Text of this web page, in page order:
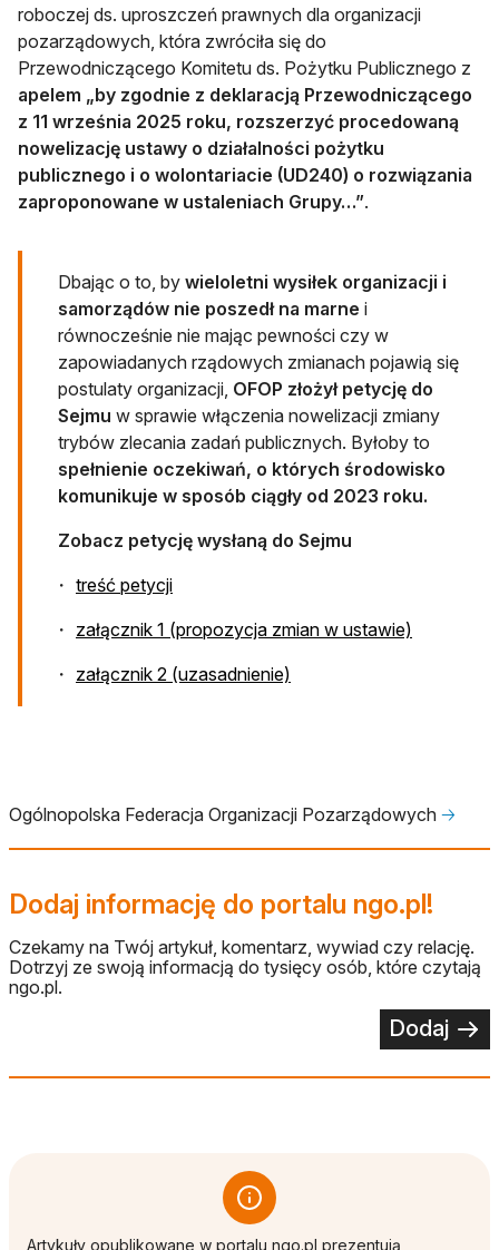
roboczej ds. uproszczeń prawnych dla organizacji
pozarządowych, która zwróciła się do
Przewodniczącego Komitetu ds. Pożytku Publicznego z
apelem „by zgodnie z deklaracją Przewodniczącego
z 11 września 2025 roku, rozszerzyć procedowaną
nowelizację ustawy o działalności pożytku
publicznego i o wolontariacie (UD240) o rozwiązania
zaproponowane w ustaleniach Grupy…”.
Dbając o to, by wieloletni wysiłek organizacji i
samorządów nie poszedł na marne i
równocześnie nie mając pewności czy w
zapowiadanych rządowych zmianach pojawią się
postulaty organizacji, OFOP złożył petycję do
Sejmu w sprawie włączenia nowelizacji zmiany
trybów zlecania zadań publicznych. Byłoby to
spełnienie oczekiwań, o których środowisko
komunikuje w sposób ciągły od 2023 roku.
Zobacz petycję wysłaną do Sejmu
treść petycjiotwiera się w nowej karcie
załącznik 1 (propozycja zmian w ustawie)
załącznik 2 (uzasadnienie)
Ogólnopolska Federacja Organizacji Pozarządowych 🡢
Dodaj informację do portalu ngo.pl!
Czekamy na Twój artykuł, komentarz, wywiad czy relację.
Dotrzyj ze swoją informacją do tysięcy osób, które czytają
ngo.pl.
Dodaj
Artykuły opublikowane w portalu ngo.pl prezentują